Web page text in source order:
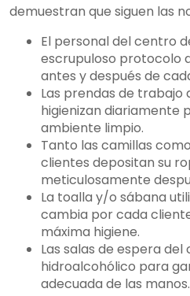
demuestran que siguen las
El personal del centro
escrupuloso protocolo
antes y después de
Las prendas de trabajo
higienizan diariamente
ambiente limpio.
Tanto las camillas
clientes depositan su
meticulosamente
La toalla y/o sábana
cambia por cada
máxima higiene.
Las salas de espera
hidroalcohólico para
adecuada de las manos.